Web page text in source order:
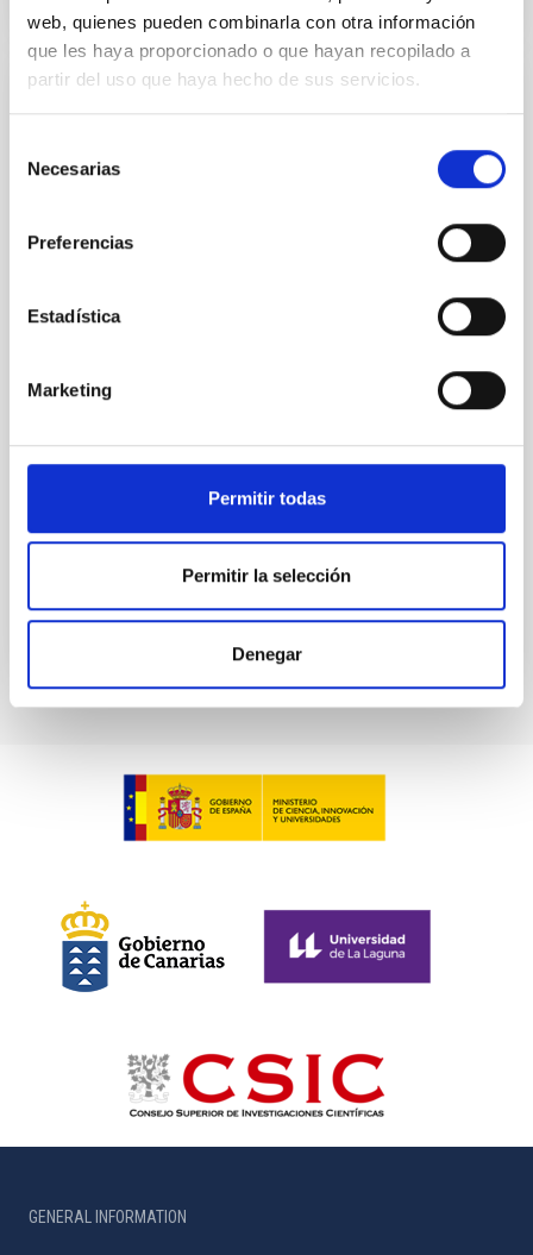
web, quienes pueden combinarla con otra información
que les haya proporcionado o que hayan recopilado a
partir del uso que haya hecho de sus servicios.
Necesarias
Preferencias
Estadística
Marketing
Permitir todas
Permitir la selección
Denegar
compact binaries: the gamma-ray binaries. This
small class consist of only five members, all of them
The nature of the compact object is unknown for all
of them but PSR B1259-63, which contains a pulsar. It
Dr.
GENERAL INFORMATION